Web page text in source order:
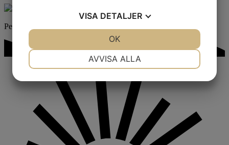
Peter Nygren
VISA DETALJER
MARKNADSFÖRING STATISTIK
AVVISA ALLA
OK